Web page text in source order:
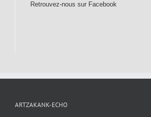
Retrouvez-nous sur Facebook
ARTZAKANK-ECHO